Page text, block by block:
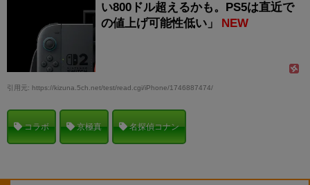
い800ドル超えるかも。PS5は直近で
の値上げ可能性低い」
NEW
引用元: https://kizuna.5ch.net/test/read.cgi/iPhone/1746887474/
コラボ 京極真 名探偵コナン